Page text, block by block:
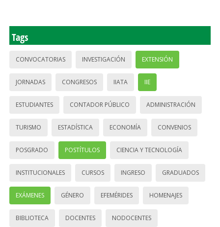
Tags
CONVOCATORIAS INVESTIGACIÓN EXTENSIÓN
JORNADAS CONGRESOS IIATA IIE
ESTUDIANTES CONTADOR PÚBLICO ADMINISTRACIÓN
TURISMO ESTADÍSTICA ECONOMÍA CONVENIOS
POSGRADO POSTÍTULOS CIENCIA Y TECNOLOGÍA
INSTITUCIONALES CURSOS INGRESO GRADUADOS
EXÁMENES GÉNERO EFEMÉRIDES HOMENAJES
BIBLIOTECA DOCENTES NODOCENTES